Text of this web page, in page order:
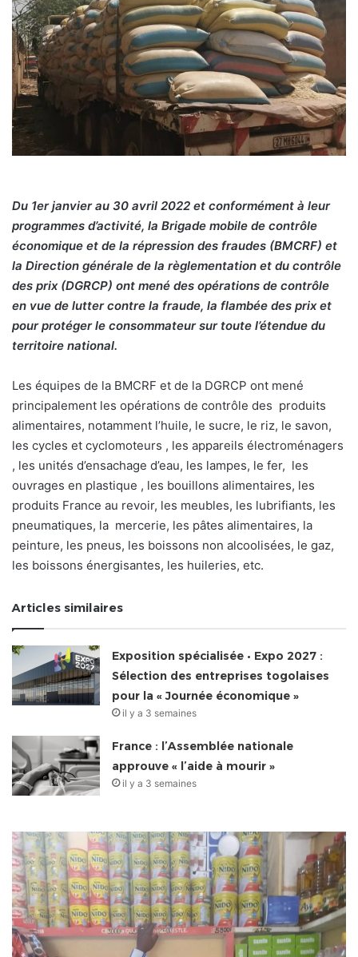
Du 1er janvier au 30 avril 2022 et conformément à leur
programmes d’activité, la Brigade mobile de contrôle
économique et de la répression des fraudes (BMCRF) et
la Direction générale de la règlementation et du contrôle
des prix (DGRCP) ont mené des opérations de contrôle
en vue de lutter contre la fraude, la flambée des prix et
pour protéger le consommateur sur toute l’étendue du
territoire national.
Les équipes de la BMCRF et de la DGRCP ont mené
principalement les opérations de contrôle des produits
alimentaires, notamment l’huile, le sucre, le riz, le savon,
les cycles et cyclomoteurs , les appareils électroménagers
, les unités d’ensachage d’eau, les lampes, le fer, les
ouvrages en plastique , les bouillons alimentaires, les
produits France au revoir, les meubles, les lubrifiants, les
pneumatiques, la mercerie, les pâtes alimentaires, la
peinture, les pneus, les boissons non alcoolisées, le gaz,
les boissons énergisantes, les huileries, etc.
Articles similaires
Exposition spécialisée • Expo 2027 :
Sélection des entreprises togolaises
pour la « Journée économique »
il y a 3 semaines
France : l’Assemblée nationale
approuve « l’aide à mourir »
il y a 3 semaines